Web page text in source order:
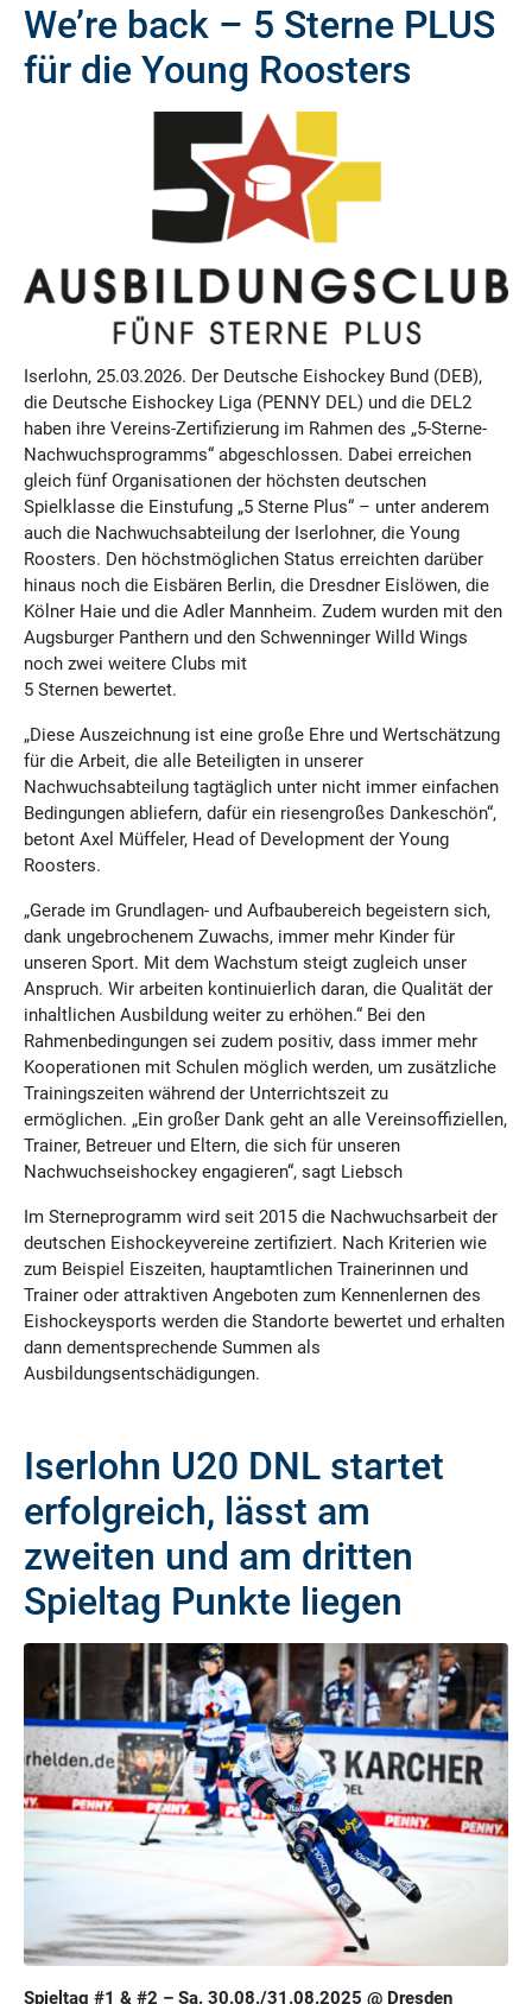
We’re back – 5 Sterne PLUS
für die Young Roosters
Iserlohn, 25.03.2026. Der Deutsche Eishockey Bund (DEB),
die Deutsche Eishockey Liga (PENNY DEL) und die DEL2
haben ihre Vereins-Zertifizierung im Rahmen des „5-Sterne-
Nachwuchsprogramms“ abgeschlossen. Dabei erreichen
gleich fünf Organisationen der höchsten deutschen
Spielklasse die Einstufung „5 Sterne Plus“ – unter anderem
auch die Nachwuchsabteilung der Iserlohner, die Young
Roosters. Den höchstmöglichen Status erreichten darüber
hinaus noch die Eisbären Berlin, die Dresdner Eislöwen, die
Kölner Haie und die Adler Mannheim. Zudem wurden mit den
Augsburger Panthern und den Schwenninger Willd Wings
noch zwei weitere Clubs mit
5 Sternen bewertet.
„Diese Auszeichnung ist eine große Ehre und Wertschätzung
für die Arbeit, die alle Beteiligten in unserer
Nachwuchsabteilung tagtäglich unter nicht immer einfachen
Bedingungen abliefern, dafür ein riesengroßes Dankeschön“,
betont Axel Müffeler, Head of Development der Young
Roosters.
„Gerade im Grundlagen- und Aufbaubereich begeistern sich,
dank ungebrochenem Zuwachs, immer mehr Kinder für
unseren Sport. Mit dem Wachstum steigt zugleich unser
Anspruch. Wir arbeiten kontinuierlich daran, die Qualität der
inhaltlichen Ausbildung weiter zu erhöhen.“ Bei den
Rahmenbedingungen sei zudem positiv, dass immer mehr
Kooperationen mit Schulen möglich werden, um zusätzliche
Trainingszeiten während der Unterrichtszeit zu
ermöglichen. „Ein großer Dank geht an alle Vereinsoffiziellen,
Trainer, Betreuer und Eltern, die sich für unseren
Nachwuchseishockey engagieren“, sagt Liebsch
Im Sterneprogramm wird seit 2015 die Nachwuchsarbeit der
deutschen Eishockeyvereine zertifiziert. Nach Kriterien wie
zum Beispiel Eiszeiten, hauptamtlichen Trainerinnen und
Trainer oder attraktiven Angeboten zum Kennenlernen des
Eishockeysports werden die Standorte bewertet und erhalten
dann dementsprechende Summen als
Ausbildungsentschädigungen.
Iserlohn U20 DNL startet
erfolgreich, lässt am
zweiten und am dritten
Spieltag Punkte liegen
Spieltag #1 & #2 – Sa. 30.08./31.08.2025 @ Dresden